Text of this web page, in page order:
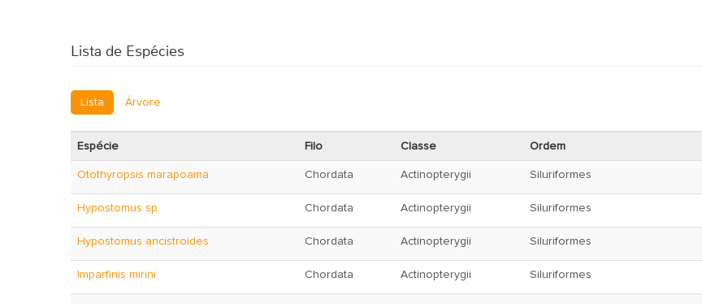
Lista de Espécies
Lista Árvore
Espécie Filo Classe Ordem
Otothyropsis marapoama Chordata Actinopterygii Siluriformes
Hypostomus sp. Chordata Actinopterygii Siluriformes
Hypostomus ancistroides Chordata Actinopterygii Siluriformes
Imparfinis mirini Chordata Actinopterygii Siluriformes